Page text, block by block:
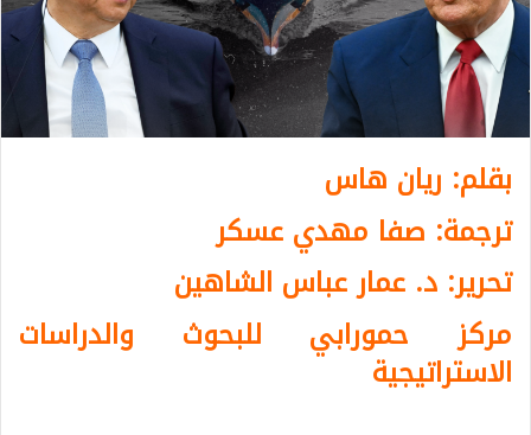
بقلم: ريان هاس
ترجمة: صفا مهدي عسكر
تحرير: د. عمار عباس الشاهين
مركز حمورابي للبحوث والدراسات
الاستراتيجية